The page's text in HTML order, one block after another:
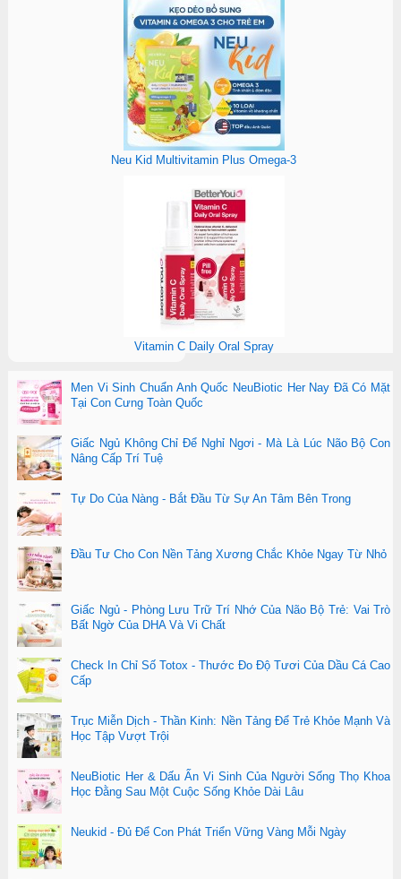
Neu Kid Multivitamin Plus Omega-3
Vitamin C Daily Oral Spray
Men Vi Sinh Chuẩn Anh Quốc NeuBiotic Her Nay Đã Có Mặt
Tại Con Cưng Toàn Quốc
Giấc Ngủ Không Chỉ Để Nghỉ Ngơi - Mà Là Lúc Não Bộ Con
Nâng Cấp Trí Tuệ
Tự Do Của Nàng - Bắt Đầu Từ Sự An Tâm Bên Trong
Đầu Tư Cho Con Nền Tảng Xương Chắc Khỏe Ngay Từ Nhỏ
Giấc Ngủ - Phòng Lưu Trữ Trí Nhớ Của Não Bộ Trẻ: Vai Trò
Bất Ngờ Của DHA Và Vi Chất
Check In Chỉ Số Totox - Thước Đo Độ Tươi Của Dầu Cá Cao
Cấp
Trục Miễn Dịch - Thần Kinh: Nền Tảng Để Trẻ Khỏe Mạnh Và
Học Tập Vượt Trội
NeuBiotic Her & Dấu Ấn Vi Sinh Của Người Sống Thọ Khoa
Học Đằng Sau Một Cuộc Sống Khỏe Dài Lâu
Neukid - Đủ Để Con Phát Triển Vững Vàng Mỗi Ngày